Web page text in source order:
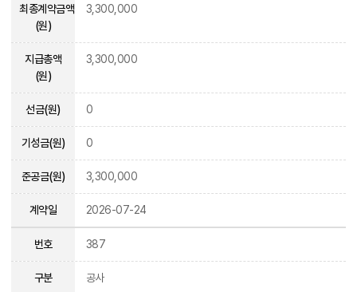
최종계약금액
(원)
3,300,000
지급총액
(원)
3,300,000
선금(원) 0
기성금(원) 0
준공금(원) 3,300,000
계약일 2026-07-24
번호 387
구분 공사